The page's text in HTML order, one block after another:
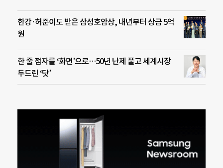
한강·허준이도 받은 삼성호암상, 내년부터 상금 5억
원
한 줄 점자를 ‘화면’으로…50년 난제 풀고 세계시장
두드린 ‘닷’